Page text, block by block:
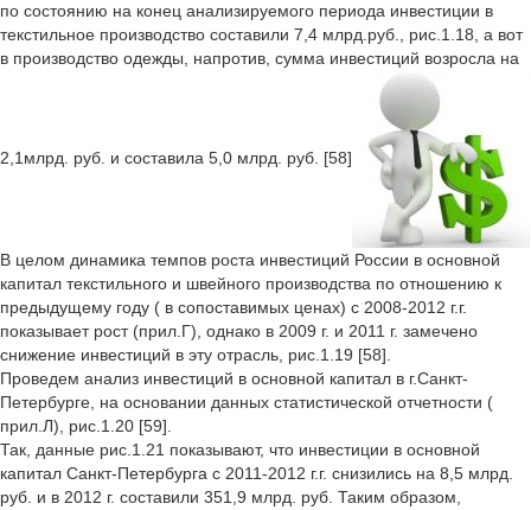
по состоянию на конец анализируемого периода инвестиции в
текстильное производство составили 7,4 млрд.руб., рис.1.18, а вот
в производство одежды, напротив, сумма инвестиций возросла на
2,1млрд. руб. и составила 5,0 млрд. руб. [58]
В целом динамика темпов роста инвестиций России в основной
капитал текстильного и швейного производства по отношению к
предыдущему году ( в сопоставимых ценах) с 2008-2012 г.г.
показывает рост (прил.Г), однако в 2009 г. и 2011 г. замечено
снижение инвестиций в эту отрасль, рис.1.19 [58].
Проведем анализ инвестиций в основной капитал в г.Санкт-
Петербурге, на основании данных статистической отчетности (
прил.Л), рис.1.20 [59].
Так, данные рис.1.21 показывают, что инвестиции в основной
капитал Санкт-Петербурга с 2011-2012 г.г. снизились на 8,5 млрд.
руб. и в 2012 г. составили 351,9 млрд. руб. Таким образом,